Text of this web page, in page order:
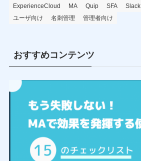
ExperienceCloud
MA Quip SFA Slack
ユーザ向け
名刺管理 管理者向け
おすすめコンテンツ